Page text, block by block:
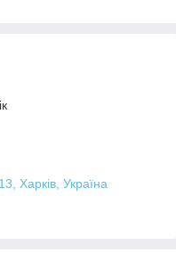
Харків, Україна